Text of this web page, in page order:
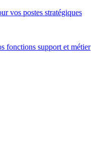
vos postes stratégiques
fonctions support et métier